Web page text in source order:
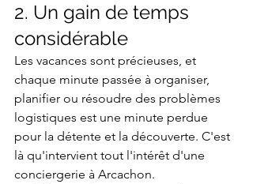
2. Un gain de temps
considérable
Les vacances sont précieuses, et
chaque minute passée à organiser,
planifier ou résoudre des problèmes
logistiques est une minute perdue
pour la détente et la découverte. C'est
là qu'intervient tout l'intérêt d'une
conciergerie à Arcachon.